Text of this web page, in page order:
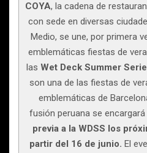
COYA, la cadena de
con sede en diversas
Medio, se une, por primera
emblemáticas fiestas de
las Wet Deck Summer
son una de las fiestas de
emblemáticas de
fusión peruana se
previa a la WDSS los
partir del 16 de junio. El